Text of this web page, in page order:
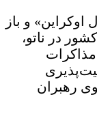
و باز
در ناتو،
رهبران